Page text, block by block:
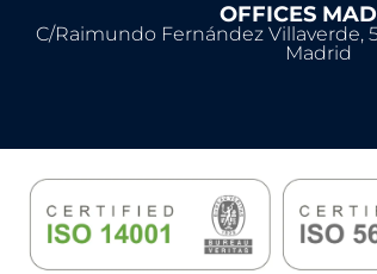
OFFICES
C/Raimundo Fernández Villaverde,
Madrid